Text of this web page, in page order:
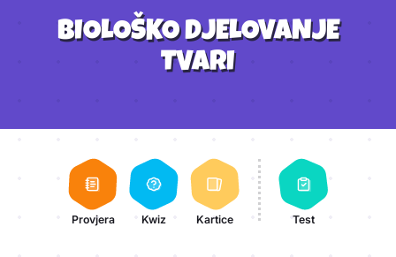
BIOLOŠKO DJELOVANJE
TVARI
Aktivnosti lekcije
Provjera Kwiz Kartice Test